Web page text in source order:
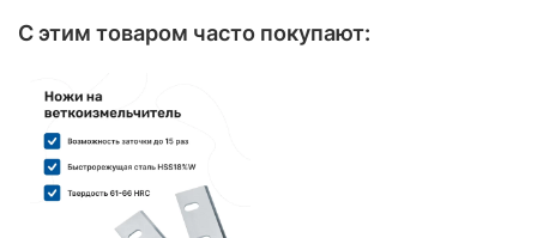
С этим товаром часто покупают: